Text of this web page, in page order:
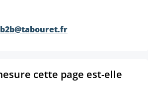
b2b@tabouret.fr
cette page est-elle